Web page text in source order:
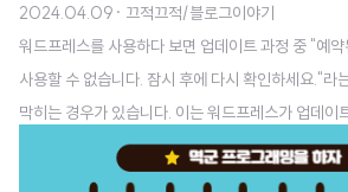
2024.04.09 · 끄적끄적/블로그이야기
워드프레스를 사용하다 보면 업데이트 과정 중 "예
사용할 수 없습니다. 잠시 후에 다시 확인하세요."라
막히는 경우가 있습니다. 이는 워드프레스가 업데이
에 있음을 나타내는 메시지입니다. 특히, 카페24와
이 문제가 발생하면 당황스러울 수 있습니다. 하지만